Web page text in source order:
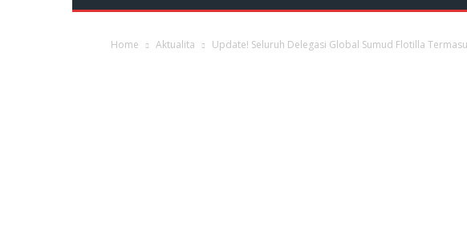
Home Aktualita Update! Seluruh Delegasi Global Sumud Flotilla